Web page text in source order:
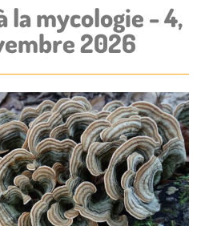
la mycologie - 4,
2026